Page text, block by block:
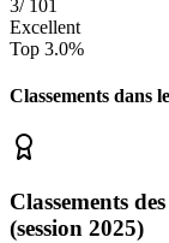
3/ 101
Excellent
Top 3.0%
Classements dans
Classements
(session 2025)